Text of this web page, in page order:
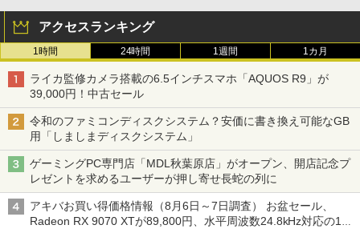
アクセスランキング
1時間 24時間 1週間 1カ月
ライカ監修カメラ搭載の6.5インチスマホ「AQUOS R9」が
39,000円！中古セール
令和のファミコンディスクシステム？安価に書き換え可能なGB
用「しましまディスクシステム」
ゲーミングPC専門店「MDL秋葉原店」がオープン、開店記念プ
レゼントを求めるユーザーが押し寄せ長蛇の列に
アキバお買い得価格情報（8月6日～7日調査） お盆セール、
Radeon RX 9070 XTが89,800円、水平周波数24.8kHz対応の17